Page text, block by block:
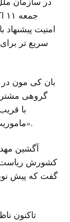
امنیت
سریع تر
گروهی
«ماموریت بی سابقه و خطرناک» را اجرایی کنند.
آگشین
کشورش ریاست
تاکنون